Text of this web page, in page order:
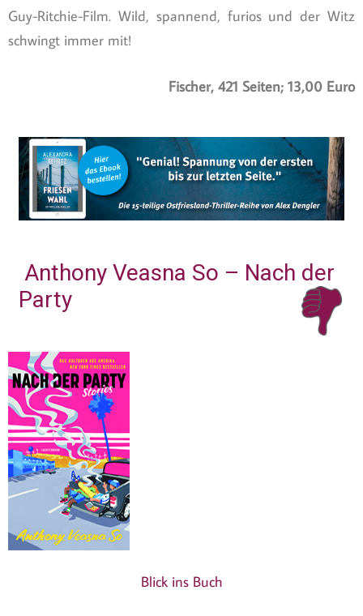
Guy-Ritchie-Film. Wild, spannend, furios und der Witz
schwingt immer mit!
Fischer, 421 Seiten; 13,00 Euro
Anthony Veasna So – Nach der
Party
Blick ins Buch